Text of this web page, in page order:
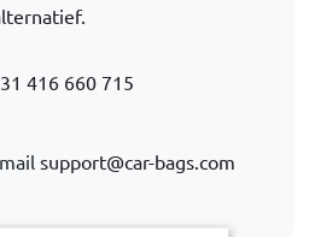
416 660 715
support@car-bags.com